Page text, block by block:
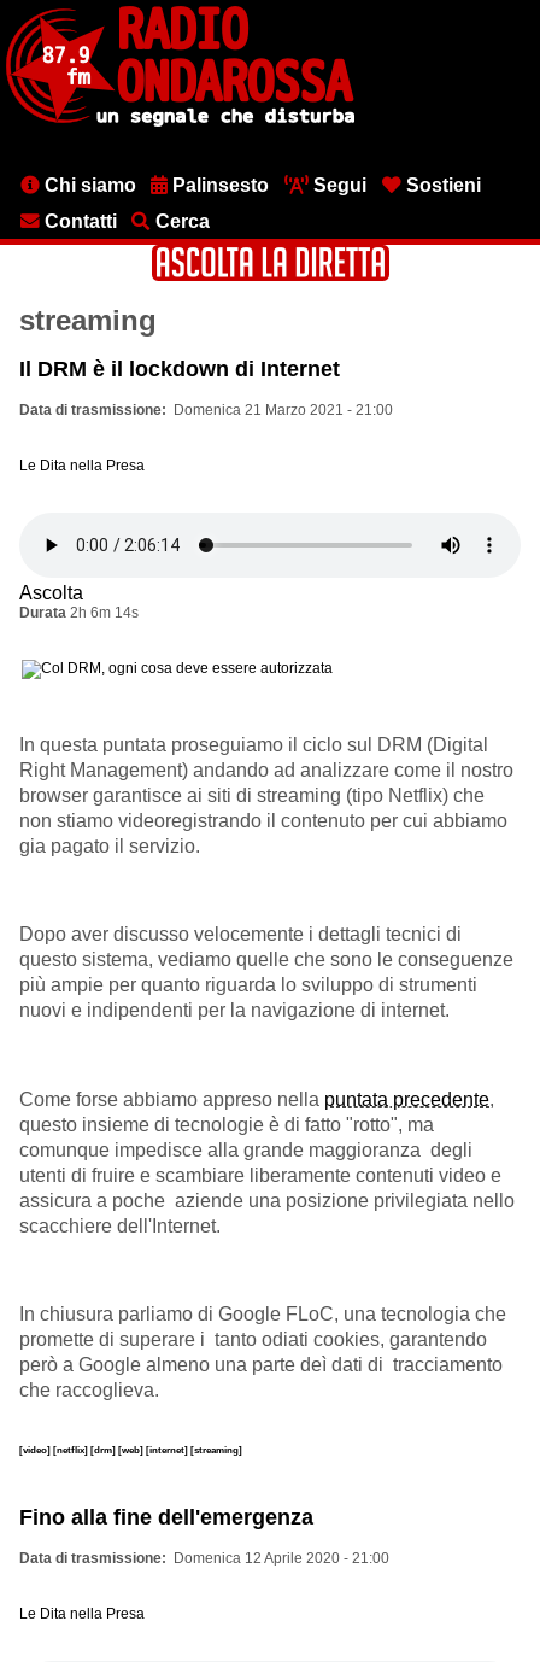
contenuto
principale
MenuChi siamo Palinsesto Segui
Sostieni
Contatti
Cerca
streaming
Il DRM è il lockdown di Internet
Data di trasmissione Domenica 21 Marzo 2021 - 21:00
Le Dita nella Presa
Ascolta
Durata 2h 6m 14s
In questa puntata proseguiamo il ciclo sul DRM (Digital
Right Management) andando ad analizzare come il nostro
browser garantisce ai siti di streaming (tipo Netflix) che
non stiamo videoregistrando il contenuto per cui abbiamo
gia pagato il servizio.
Dopo aver discusso velocemente i dettagli tecnici di
questo sistema, vediamo quelle che sono le conseguenze
più ampie per quanto riguarda lo sviluppo di strumenti
nuovi e indipendenti per la navigazione di internet.
Come forse abbiamo appreso nella puntata precedente,
questo insieme di tecnologie è di fatto "rotto", ma
comunque impedisce alla grande maggioranza degli
utenti di fruire e scambiare liberamente contenuti video e
assicura a poche aziende una posizione privilegiata nello
scacchiere dell'Internet.
In chiusura parliamo di Google FLoC, una tecnologia che
promette di superare i tanto odiati cookies, garantendo
però a Google almeno una parte deì dati di tracciamento
che raccoglieva.
[video] [netflix] [drm] [web] [internet] [streaming]
Fino alla fine dell'emergenza
Data di trasmissione Domenica 12 Aprile 2020 - 21:00
Le Dita nella Presa